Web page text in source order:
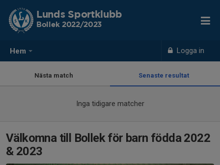
Hem Logga in
Lunds Sportklubb
Bollek 2022/2023
Nästa match Senaste resultat
Inga tidigare matcher
Välkomna till Bollek för barn födda 2022
& 2023